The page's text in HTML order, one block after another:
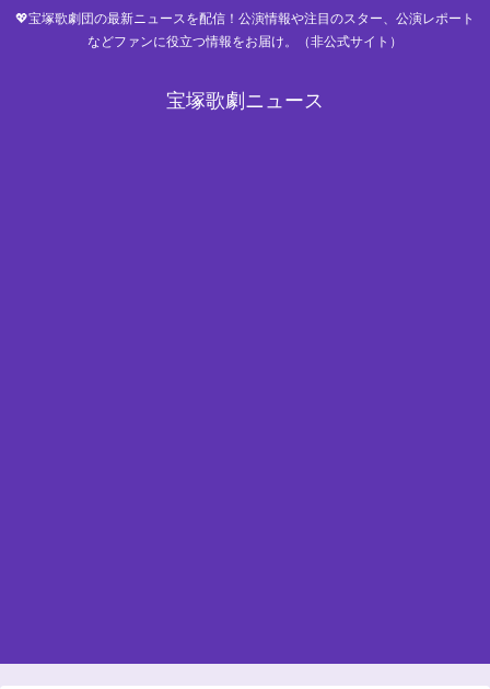
💖宝塚歌劇団の最新ニュースを配信！公演情報や注目のスター、公演レポート
などファンに役立つ情報をお届け。（非公式サイト）
宝塚歌劇ニュース